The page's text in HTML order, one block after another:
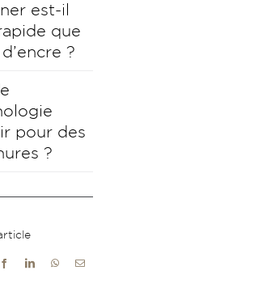
est-il
que
?
pour des
?